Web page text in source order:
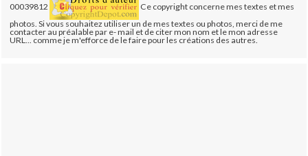
00039812
Ce copyright concerne mes textes et mes
photos. Si vous souhaitez utiliser un de mes textes ou photos, merci de me
contacter au préalable par e- mail et de citer mon nom et le mon adresse
URL... comme je m'efforce de le faire pour les créations des autres.